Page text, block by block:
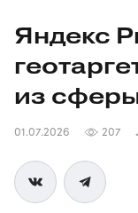
Яндекс
из сферы
01.07.2026 207